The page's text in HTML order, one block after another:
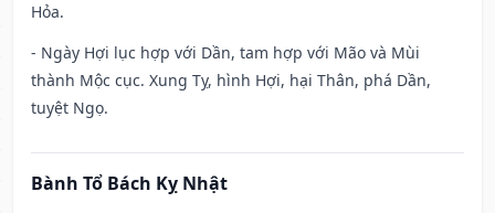
Hỏa.
- Ngày Hợi lục hợp với Dần, tam hợp với Mão và Mùi
thành Mộc cục. Xung Tỵ, hình Hợi, hại Thân, phá Dần,
tuyệt Ngọ.
Bành Tổ Bách Kỵ Nhật